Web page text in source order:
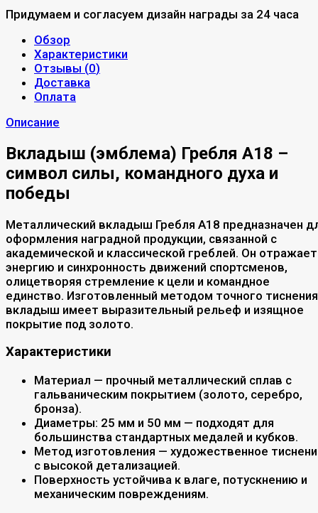
Придумаем и согласуем дизайн награды за 24 часа
Обзор
Характеристики
Отзывы (0)
Доставка
Оплата
Описание
Вкладыш (эмблема) Гребля A18 –
символ силы, командного духа и
победы
Металлический вкладыш Гребля A18 предназначен
оформления наградной продукции, связанной с
академической и классической греблей. Он отражает
энергию и синхронность движений спортсменов,
олицетворяя стремление к цели и командное
единство. Изготовленный методом точного
вкладыш имеет выразительный рельеф и изящное
покрытие под золото.
Характеристики
Материал — прочный металлический сплав с
гальваническим покрытием (золото, серебро,
бронза).
Диаметры: 25 мм и 50 мм — подходят для
большинства стандартных медалей и кубков.
Метод изготовления — художественное
с высокой детализацией.
Поверхность устойчива к влаге, потускнению и
механическим повреждениям.